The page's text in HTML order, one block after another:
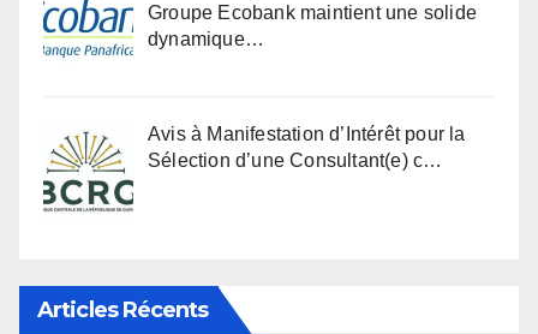
Groupe Ecobank maintient une solide
dynamique…
Avis à Manifestation d’Intérêt pour la
Sélection d’une Consultant(e) c…
Articles Récents